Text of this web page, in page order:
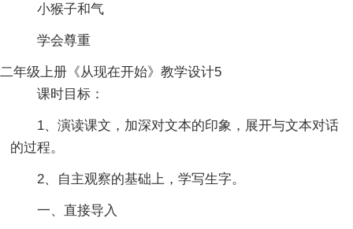
小猴子和气
学会尊重
二年级上册《从现在开始》教学设计5
课时目标：
1、演读课文，加深对文本的印象，展开与文本对话
的过程。
2、自主观察的基础上，学写生字。
一、直接导入